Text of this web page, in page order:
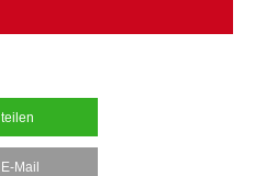
teilen
E-Mail